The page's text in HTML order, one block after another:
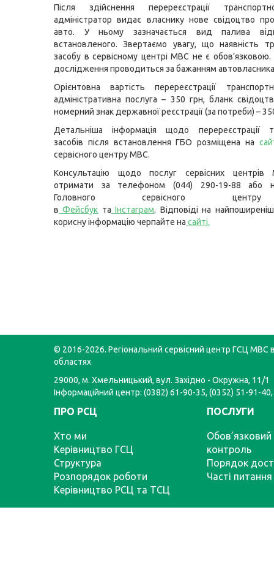
Після здійснення перереєстрації
адміністратор видає власнику нове свідоцтво
авто. У ньому зазначається вид палива
встановленого. Звертаємо увагу, що наявність
засобу в сервісному центрі МВС не є
дослідження проводиться за бажанням
Орієнтовна вартість перереєстрації
адміністративна послуга – 350 грн, бланк
номерний знак державної реєстрації (за потреби) –
Детальніша інформація щодо перереєстрації
засобів після встановлення ГБО розміщена на
сервісного центру МВС.
Консультацію щодо послуг сервісних
отримати за телефоном (044) 290-19-88 або
Головного сервісного
в Фейсбук та Інстаграм. Відповіді на
корисну інформацію черпайте на сайті.
© 2016-2026. Регіональний сервісний центр ГСЦ МВС
областях
29000, м. Хмельницький, вул. Західно - Окружна, 11/1
Інформаційний центр: (0382) 61-90-35, (0352) 51-91-
ПРО РСЦ
Хто ми
Керівництво ГСЦ
Структура
Розпорядок роботи
Керівництво РСЦ та ТСЦ
ПОСЛУГИ
Обов’язковий
контроль
Порядок
Часті питання